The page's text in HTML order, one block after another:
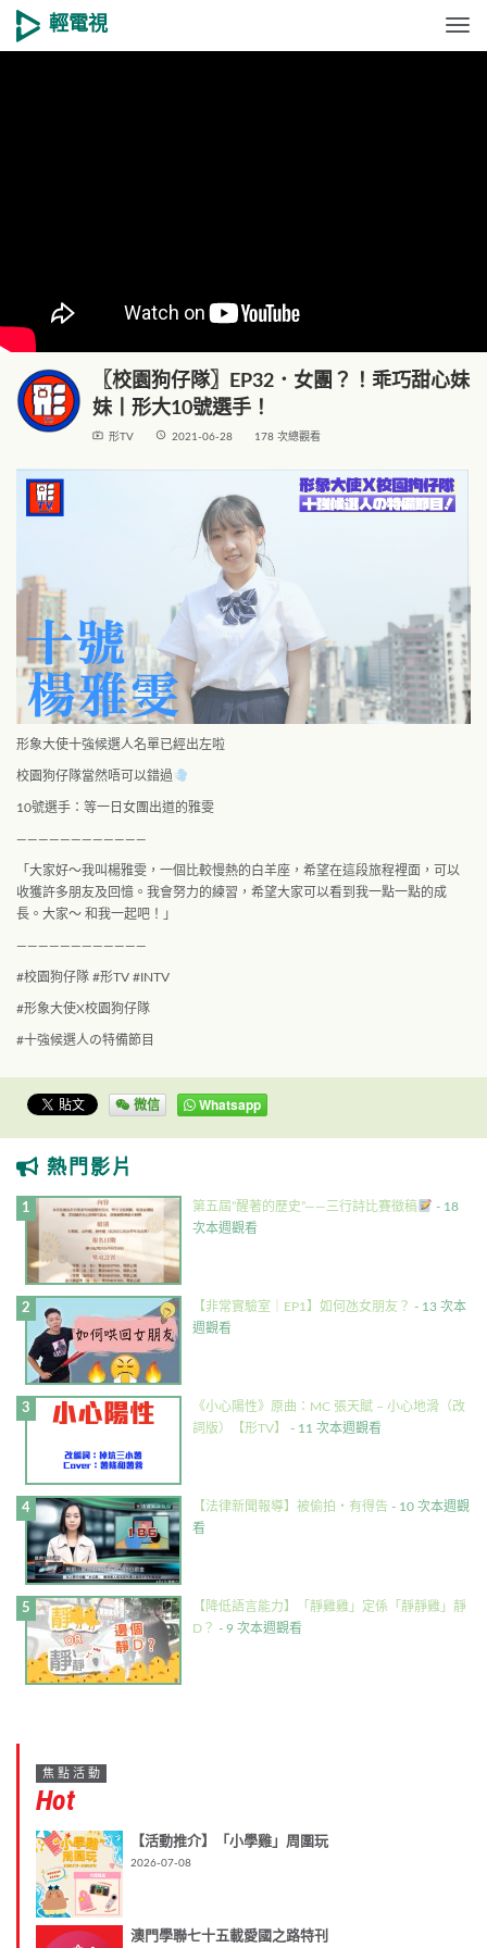
輕電視
〖校園狗仔隊〗EP32．女團？！乖巧甜心妹
妹丨形大10號選手！
live_tv 形TV access_time 2021-06-28 178 次總觀看
形象大使十強候選人名單已經出左啦
校園狗仔隊當然唔可以錯過
10號選手：等一日女團出道的雅雯
————————————
「大家好～我叫楊雅雯，一個比較慢熱的白羊座，希望在這段旅程裡面，可以
收獲許多朋友及回憶。我會努力的練習，希望大家可以看到我一點一點的成
長。大家～ 和我一起吧！」
————————————
#校園狗仔隊 #形TV #INTV
#形象大使X校園狗仔隊
#十強候選人の特備節目
微信 Whatsapp
熱門影片
第五屆”醒著的歷史”——三行詩比賽徵稿
- 18
次本週觀看
【非常實驗室｜EP1】如何氹女朋友？ - 13 次本
週觀看
《小心陽性》原曲：MC 張天賦 – 小心地滑（改
詞版）【形TV】 - 11 次本週觀看
【法律新聞報導】被偷拍・有得告 - 10 次本週觀
看
【降低語言能力】「靜雞雞」定係「靜靜雞」靜
D？ - 9 次本週觀看
焦點活動
Hot
【活動推介】「小學雞」周圍玩
2026-07-08
澳門學聯七十五載愛國之路特刊